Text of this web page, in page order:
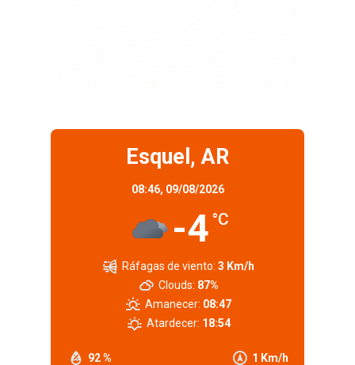
Esquel, AR
08:46, 09/08/2026
-4 °C
92 % 1 Km/h
Ráfagas de viento: 3 Km/h
Clouds: 87%
Amanecer: 08:47
Atardecer: 18:54